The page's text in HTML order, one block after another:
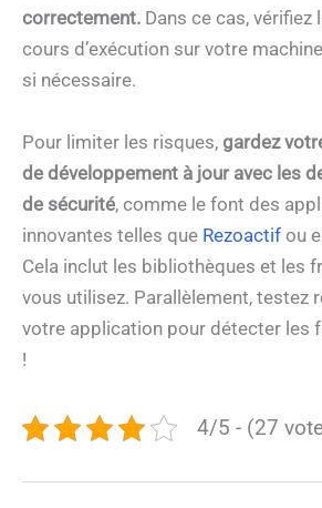
correctement. Dans ce cas,
cours d’exécution sur votre
si nécessaire.
Pour limiter les risques, gardez
de développement à jour avec les
de sécurité, comme le font des
innovantes telles que Rezoactif ou
Cela inclut les bibliothèques et les
vous utilisez. Parallèlement, testez
votre application pour détecter les
!
4/5 - (27